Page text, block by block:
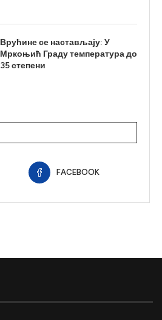
Врућине се настављају: У
Мркоњић Граду температура до
35 степени
FACEBOOK